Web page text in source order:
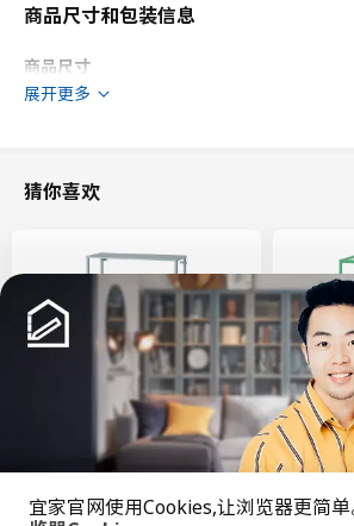
商品尺寸和包装信息
商品尺寸
宽度
框架，高
包装信息
此商品包含3个包装
STENSUND 史丹桑德
804.517.29
2 厘米
净重
6.39 公斤
展开更多
猜你喜欢
柜子, 83x36x128 厘米
新品 限
搁架单元,
宜家官网使用Cookies,让浏览器更简单